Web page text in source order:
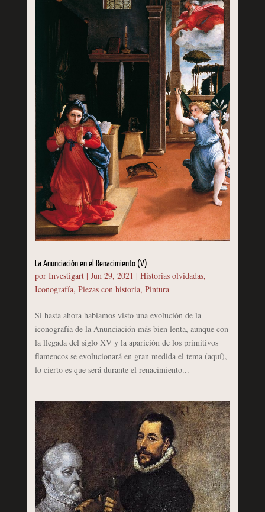
La Anunciación en el Renacimiento (V)
por Investigart| Jun 29, 2021 | Historias olvidadas,
Iconografía, Piezas con historia, Pintura
Si hasta ahora habiamos visto una evolución de la
iconografía de la Anunciación más bien lenta, aunque con
la llegada del siglo XV y la aparición de los primitivos
flamencos se evolucionará en gran medida el tema (aquí),
lo cierto es que será durante el renacimiento...